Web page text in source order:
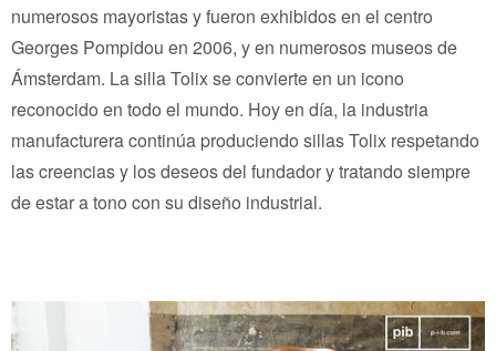
numerosos mayoristas y fueron exhibidos en el centro
Georges Pompidou en 2006, y en numerosos museos de
Ámsterdam. La silla Tolix se convierte en un icono
reconocido en todo el mundo. Hoy en día, la industria
manufacturera continúa produciendo sillas Tolix respetando
las creencias y los deseos del fundador y tratando siempre
de estar a tono con su diseño industrial.